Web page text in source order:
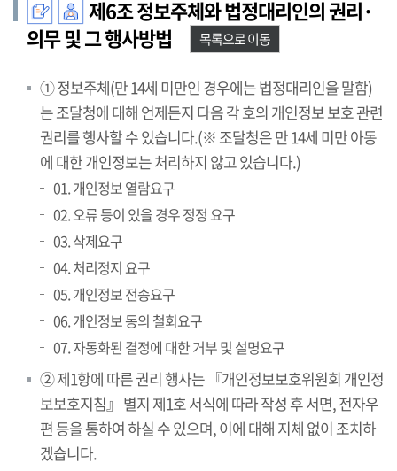
제6조 정보주체와 법정대리인의 권리·
의무 및 그 행사방법
목록으로 이동
① 정보주체(만 14세 미만인 경우에는 법정대리인을 말함)
는 조달청에 대해 언제든지 다음 각 호의 개인정보 보호 관련
권리를 행사할 수 있습니다.(※ 조달청은 만 14세 미만 아동
에 대한 개인정보는 처리하지 않고 있습니다.)
01. 개인정보 열람요구
02. 오류 등이 있을 경우 정정 요구
03. 삭제요구
04. 처리정지 요구
05. 개인정보 전송요구
06. 개인정보 동의 철회요구
07. 자동화된 결정에 대한 거부 및 설명요구
② 제1항에 따른 권리 행사는 『개인정보보호위원회 개인정
보보호지침』 별지 제1호 서식에 따라 작성 후 서면, 전자우
편 등을 통하여 하실 수 있으며, 이에 대해 지체 없이 조치하
겠습니다.